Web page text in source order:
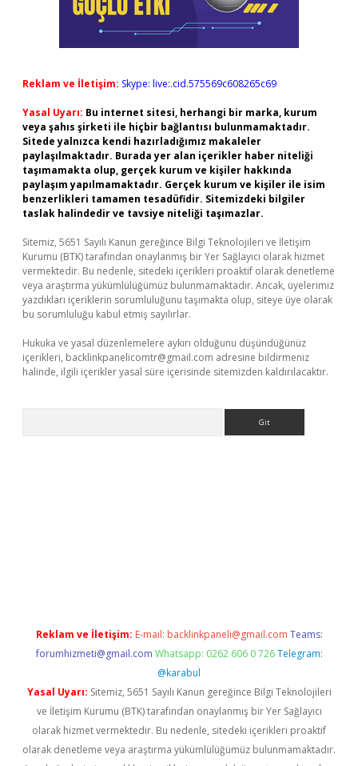
Reklam ve İletişim: Skype: live:.cid.575569c608265c69
Yasal Uyarı: Bu internet sitesi, herhangi bir marka, kurum
veya şahıs şirketi ile hiçbir bağlantısı bulunmamaktadır.
Sitede yalnızca kendi hazırladığımız makaleler
paylaşılmaktadır. Burada yer alan içerikler haber niteliği
taşımamakta olup, gerçek kurum ve kişiler hakkında
paylaşım yapılmamaktadır. Gerçek kurum ve kişiler ile isim
benzerlikleri tamamen tesadüfidir. Sitemizdeki bilgiler
taslak halindedir ve tavsiye niteliği taşımazlar.
Sitemiz, 5651 Sayılı Kanun gereğince Bilgi Teknolojileri ve İletişim
Kurumu (BTK) tarafından onaylanmış bir Yer Sağlayıcı olarak hizmet
vermektedir. Bu nedenle, sitedeki içerikleri proaktif olarak denetleme
veya araştırma yükümlülüğümüz bulunmamaktadır. Ancak, üyelerimiz
yazdıkları içeriklerin sorumluluğunu taşımakta olup, siteye üye olarak
bu sorumluluğu kabul etmiş sayılırlar.
Hukuka ve yasal düzenlemelere aykırı olduğunu düşündüğünüz
içerikleri, backlinkpanelicomtr@gmail.com adresine bildirmeniz
halinde, ilgili içerikler yasal süre içerisinde sitemizden kaldırılacaktır.
Reklam ve İletişim: E-mail: backlinkpaneli@gmail.com Teams:
forumhizmeti@gmail.com Whatsapp: 0262 606 0 726 Telegram:
@karabul
Yasal Uyarı: Sitemiz, 5651 Sayılı Kanun gereğince Bilgi Teknolojileri
ve İletişim Kurumu (BTK) tarafından onaylanmış bir Yer Sağlayıcı
olarak hizmet vermektedir. Bu nedenle, sitedeki içerikleri proaktif
olarak denetleme veya araştırma yükümlülüğümüz bulunmamaktadır.